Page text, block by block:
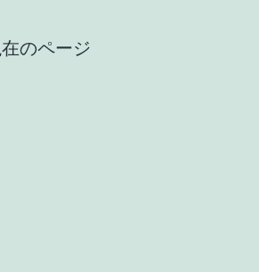
のページ